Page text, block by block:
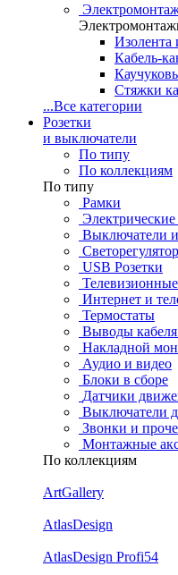
Кабель-
Стяжки
...Все категории
Розетки
и выключатели
По типу
По коллекциям
По типу
Рамки
Электрические
Выключатели
USB Розетки
Интернет и
Термостаты
Выводы
Накладной
Аудио и видео
Блоки в сборе
Датчики
Выключатели
Звонки и
Монтажные
По коллекциям
ArtGallery
AtlasDesign
AtlasDesign Profi54